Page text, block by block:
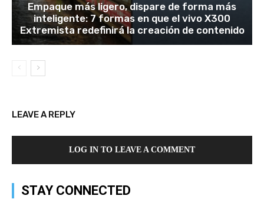
Empaque más ligero, dispare de forma más
inteligente: 7 formas en que el vivo X300
Extremista redefinirá la creación de contenido
LEAVE A REPLY
LOG IN TO LEAVE A COMMENT
STAY CONNECTED